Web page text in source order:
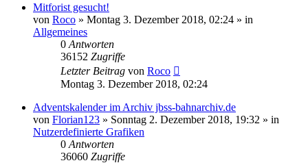
Mitforist gesucht!
von Roco » Montag 3. Dezember 2018, 02:24 » in
Allgemeines
0 Antworten
36152 Zugriffe
Letzter Beitrag von Roco
Montag 3. Dezember 2018, 02:24
Adventskalender im Archiv jbss-bahnarchiv.de
von Florian123 » Sonntag 2. Dezember 2018, 19:32 » in
Nutzerdefinierte Grafiken
0 Antworten
36060 Zugriffe